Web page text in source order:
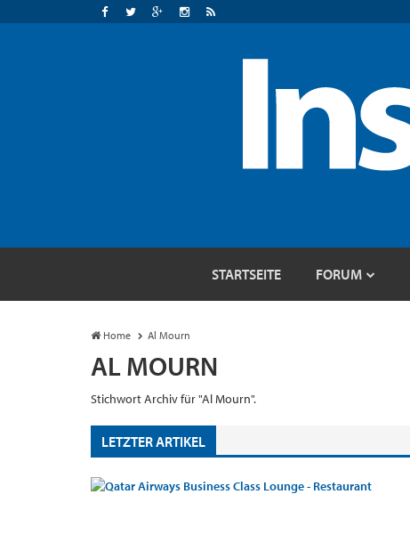
STARTSEITE FORUM
Home Al Mourn
AL MOURN
Stichwort Archiv für "Al Mourn".
LETZTER ARTIKEL